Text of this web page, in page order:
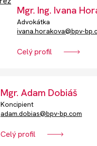
Mgr. Ing. Ivana
Advokátka
ivana.horakova@bpv-
Celý profil
Mgr. Adam Dobiáš
Koncipient
adam.dobias@bpv-bp.com
Celý profil